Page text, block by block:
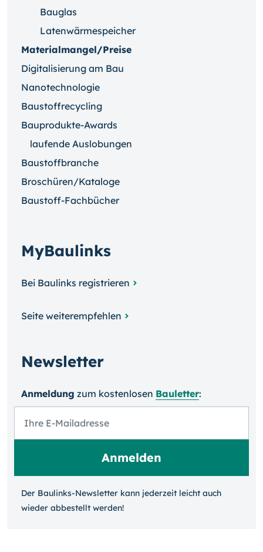
Bauglas
Latenwärmespeicher
Materialmangel/Preise
Digitalisierung am Bau
Nanotechnologie
Baustoffrecycling
Bauprodukte-Awards
laufende Auslobungen
Baustoffbranche
Broschüren/Kataloge
Baustoff-Fachbücher
MyBaulinks
Bei Baulinks registrieren
Seite weiterempfehlen
Newsletter
Anmeldung zum kosten­losen Bauletter:
Der Baulinks-Newsletter kann jeder­zeit leicht auch
wieder ab­bestellt werden!